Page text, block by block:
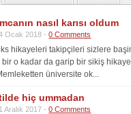
nasıl karısı oldum
Ocak 2018 -0 Comments
hikayeleri takipçileri sizlere
bir o kadar da garip bir sikiş
üniversite ok...
hiç ummadan
Aralık 2017 -0 Comments